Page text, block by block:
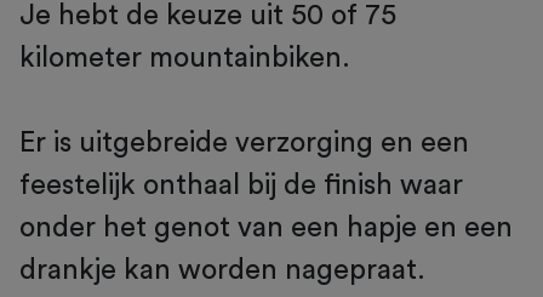
Je hebt de keuze uit 50 of 75
kilometer mountainbiken.
Er is uitgebreide verzorging en een
feestelijk onthaal bij de finish waar
onder het genot van een hapje en een
drankje kan worden nagepraat.